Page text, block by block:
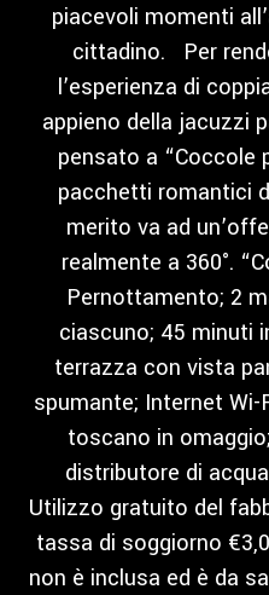
piacevoli momenti
cittadino. Per
l’esperienza di
appieno della jacuzzi
pensato a “Coccole
pacchetti romantici
merito va ad
realmente a 360°.
Pernottamento; 2
ciascuno; 45 minuti
terrazza con vista
spumante; Internet
toscano in
distributore di
Utilizzo gratuito del
tassa di soggiorno
non è inclusa ed è da